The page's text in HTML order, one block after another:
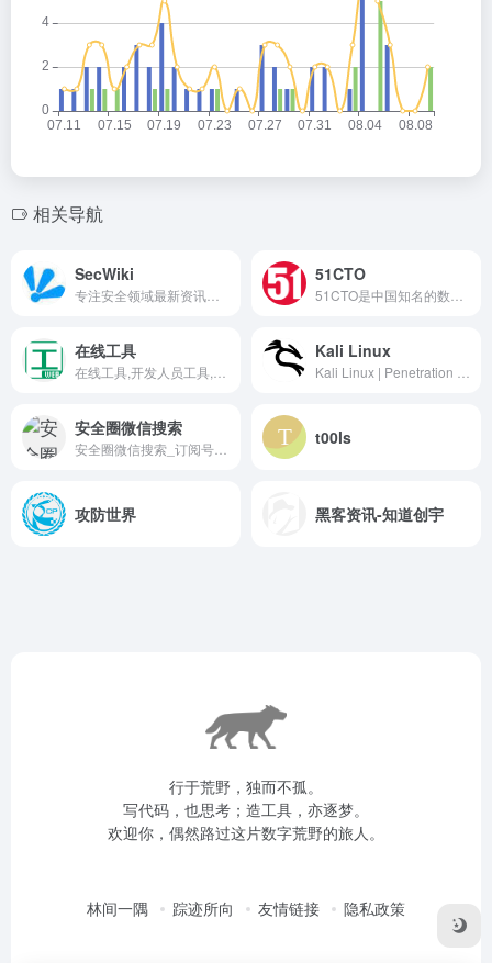
相关导航
SecWiki 51CTO
在线工具 Kali Linux
安全圈微信搜索 t00ls
攻防世界 黑客资讯-知道创宇
行于荒野，独而不孤。
写代码，也思考；造工具，亦逐梦。
欢迎你，偶然路过这片数字荒野的旅人。
林间一隅 踪迹所向 友情链接 隐私政策